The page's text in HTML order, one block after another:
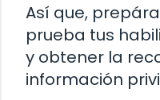
Así que,
prueba tus
y obtener la
información